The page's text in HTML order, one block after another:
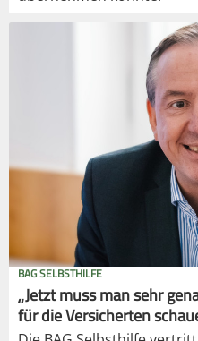
BAG SELBSTHILFE
„Jetzt muss man sehr
für die Versicherten